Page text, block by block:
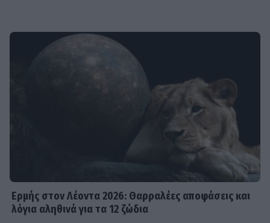
Ερμής στον Λέοντα 2026: Θαρραλέες αποφάσεις και
λόγια αληθινά για τα 12 ζώδια